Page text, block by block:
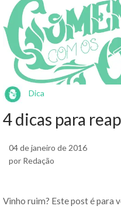
Dica
4 dicas para
04 de janeiro de 2016
por Redação
Vinho ruim? Este post é para